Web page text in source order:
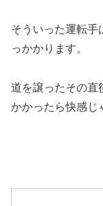
そういった運転手
っかかります。
道を譲ったその直
かかったら快感じ